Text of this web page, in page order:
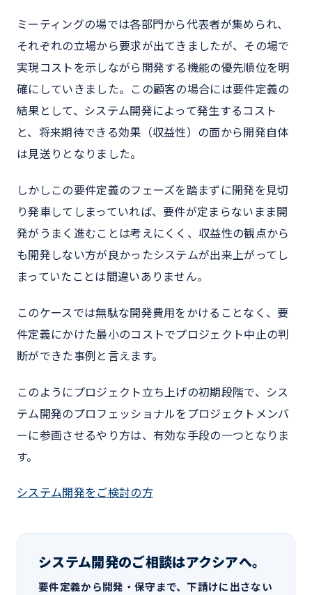
ミーティングの場では各部門から代表者が集められ、
それぞれの立場から要求が出てきましたが、その場で
実現コストを示しながら開発する機能の優先順位を明
確にしていきました。この顧客の場合には要件定義の
結果として、システム開発によって発生するコスト
と、将来期待できる効果（収益性）の面から開発自体
は見送りとなりました。
しかしこの要件定義のフェーズを踏まずに開発を見切
り発車してしまっていれば、要件が定まらないまま開
発がうまく進むことは考えにくく、収益性の観点から
も開発しない方が良かったシステムが出来上がってし
まっていたことは間違いありません。
このケースでは無駄な開発費用をかけることなく、要
件定義にかけた最小のコストでプロジェクト中止の判
断ができた事例と言えます。
このようにプロジェクト立ち上げの初期段階で、シス
テム開発のプロフェッショナルをプロジェクトメンバ
ーに参画させるやり方は、有効な手段の一つとなりま
す。
システム開発をご検討の方
システム開発のご相談はアクシアへ。
要件定義から開発・保守まで、下請けに出さない